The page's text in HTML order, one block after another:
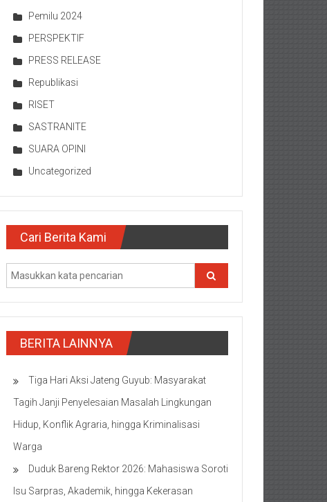
Pemilu 2024
PERSPEKTIF
PRESS RELEASE
Republikasi
RISET
SASTRANITE
SUARA OPINI
Uncategorized
Cari Berita Kami
BERITA LAINNYA
Tiga Hari Aksi Jateng Guyub: Masyarakat
Tagih Janji Penyelesaian Masalah Lingkungan
Hidup, Konflik Agraria, hingga Kriminalisasi
Warga
Duduk Bareng Rektor 2026: Mahasiswa Soroti
Isu Sarpras, Akademik, hingga Kekerasan